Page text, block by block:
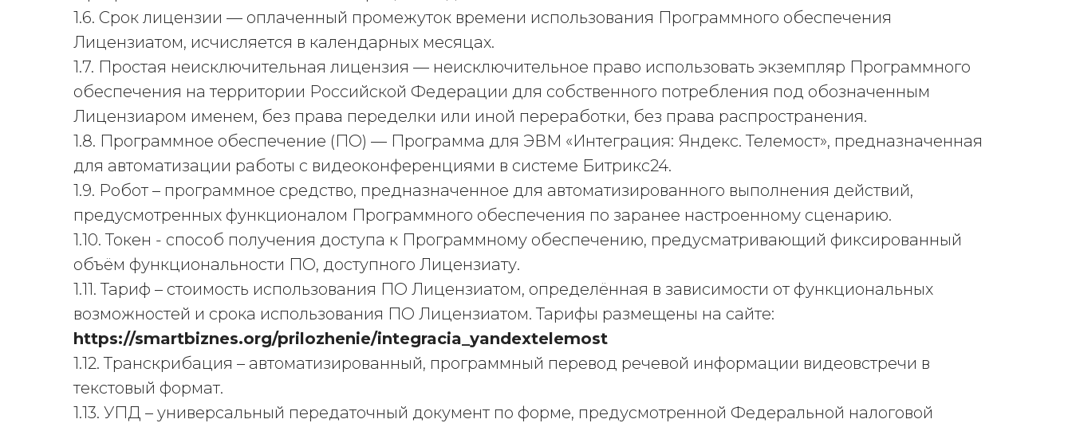
1.6. Срок лицензии — оплаченный промежуток времени использования Программного обеспечения
Лицензиатом, исчисляется в календарных месяцах.
1.7. Простая неисключительная лицензия — неисключительное право использовать экземпляр Программного
обеспечения на территории Российской Федерации для собственного потребления под обозначенным
Лицензиаром именем, без права переделки или иной переработки, без права распространения.
1.8. Программное обеспечение (ПО) — Программа для ЭВМ «Интеграция: Яндекс. Телемост», предназначенная
для автоматизации работы с видеоконференциями в системе Битрикс24.
1.9. Робот – программное средство, предназначенное для автоматизированного выполнения действий,
предусмотренных функционалом Программного обеспечения по заранее настроенному сценарию.
1.10. Токен - способ получения доступа к Программному обеспечению, предусматривающий фиксированный
объём функциональности ПО, доступного Лицензиату.
1.11. Тариф – стоимость использования ПО Лицензиатом, определённая в зависимости от функциональных
возможностей и срока использования ПО Лицензиатом. Тарифы размещены на сайте:
https://smartbiznes.org/prilozhenie/integracia_yandextelemost
1.12. Транскрибация – автоматизированный, программный перевод речевой информации видеовстречи в
текстовый формат.
1.13. УПД – универсальный передаточный документ по форме, предусмотренной Федеральной налоговой